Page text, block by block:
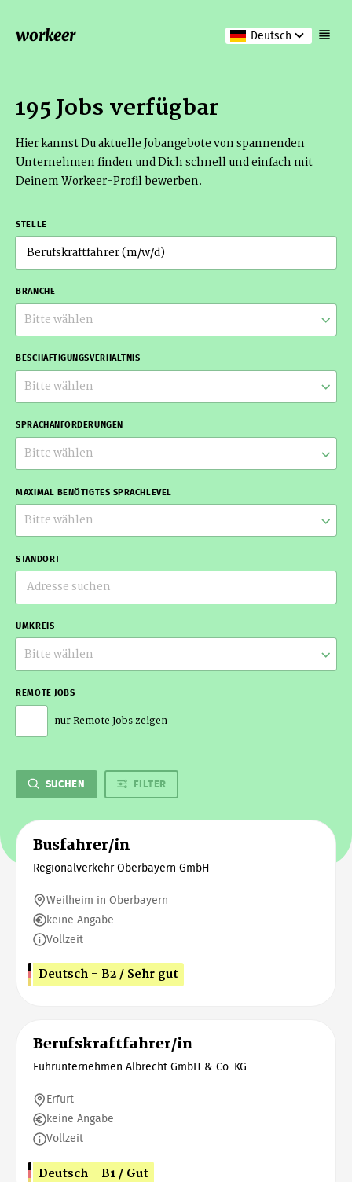
workeer Deutsch
195 Jobs verfügbar
Hier kannst Du aktuelle Jobangebote von spannenden
Unternehmen finden und Dich schnell und einfach mit
Deinem Workeer-Profil bewerben.
STELLE
BRANCHE
Bitte wählen
BESCHÄFTIGUNGSVERHÄLTNIS
Bitte wählen
SPRACHANFORDERUNGEN
Bitte wählen
MAXIMAL BENÖTIGTES SPRACHLEVEL
Bitte wählen
STANDORT
UMKREIS
Bitte wählen
REMOTE JOBS
nur Remote Jobs zeigen
SUCHEN FILTER
Busfahrer/in
Regionalverkehr Oberbayern GmbH
Weilheim in Oberbayern
keine Angabe
Vollzeit
Deutsch - B2 / Sehr gut
Berufskraftfahrer/in
Fuhrunternehmen Albrecht GmbH & Co. KG
Erfurt
keine Angabe
Vollzeit
Deutsch - B1 / Gut